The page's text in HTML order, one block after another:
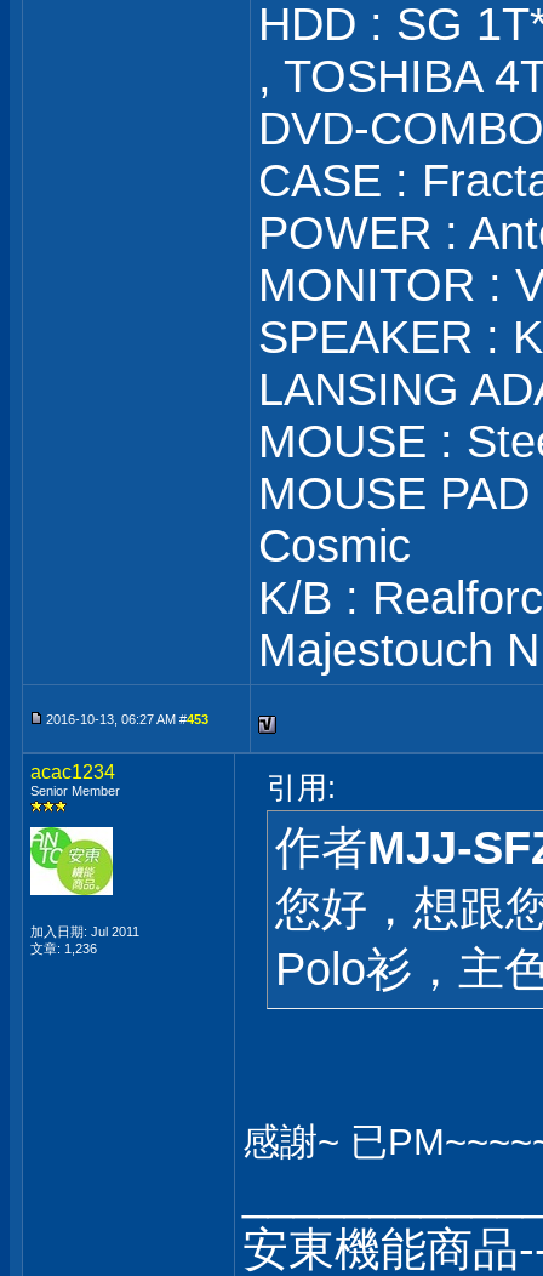
HDD : SG
, TOSHIBA
DVD-
CASE :
POWER :
MONITOR :
SPEAKER :
LANSING
MOUSE :
MOUSE
Cosmic
K/B :
Majestouch
2016-10-13, 06:27 AM #453
acac1234
Senior Member
加入日期: Jul 2011
文章: 1,236
引用:
作者MJJ-
您好，想跟
Polo衫，主
感謝~ 已
安東機能商品